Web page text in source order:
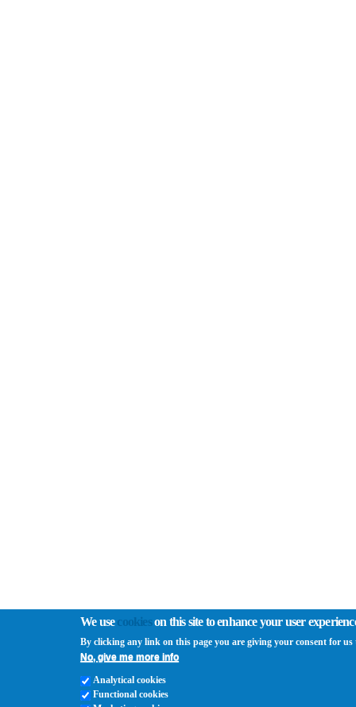
We usecookieson this site to enhance your user
By clicking any link on this page you are giving your consent for us
No, give me more info
Analytical cookies
Functional cookies